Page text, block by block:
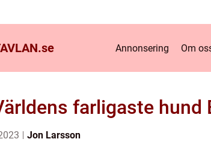
se Annonsering Om
farligaste hund
Jon Larsson